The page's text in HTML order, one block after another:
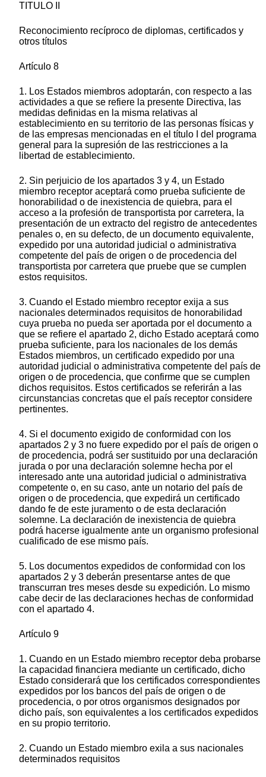
TITULO II
Reconocimiento recíproco de diplomas, certificados y
otros títulos
Artículo 8
1. Los Estados miembros adoptarán, con respecto a las
actividades a que se refiere la presente Directiva, las
medidas definidas en la misma relativas al
establecimiento en su territorio de las personas físicas y
de las empresas mencionadas en el título I del programa
general para la supresión de las restricciones a la
libertad de establecimiento.
2. Sin perjuicio de los apartados 3 y 4, un Estado
miembro receptor aceptará como prueba suficiente de
honorabilidad o de inexistencia de quiebra, para el
acceso a la profesión de transportista por carretera, la
presentación de un extracto del registro de antecedentes
penales o, en su defecto, de un documento equivalente,
expedido por una autoridad judicial o administrativa
competente del país de origen o de procedencia del
transportista por carretera que pruebe que se cumplen
estos requisitos.
3. Cuando el Estado miembro receptor exija a sus
nacionales determinados requisitos de honorabilidad
cuya prueba no pueda ser aportada por el documento a
que se refiere el apartado 2, dicho Estado aceptará como
prueba suficiente, para los nacionales de los demás
Estados miembros, un certificado expedido por una
autoridad judicial o administrativa competente del país de
origen o de procedencia, que confirme que se cumplen
dichos requisitos. Estos certificados se referirán a las
circunstancias concretas que el país receptor considere
pertinentes.
4. Si el documento exigido de conformidad con los
apartados 2 y 3 no fuere expedido por el país de origen o
de procedencia, podrá ser sustituido por una declaración
jurada o por una declaración solemne hecha por el
interesado ante una autoridad judicial o administrativa
competente o, en su caso, ante un notario del país de
origen o de procedencia, que expedirá un certificado
dando fe de este juramento o de esta declaración
solemne. La declaración de inexistencia de quiebra
podrá hacerse igualmente ante un organismo profesional
cualificado de ese mismo país.
5. Los documentos expedidos de conformidad con los
apartados 2 y 3 deberán presentarse antes de que
transcurran tres meses desde su expedición. Lo mismo
cabe decir de las declaraciones hechas de conformidad
con el apartado 4.
Artículo 9
1. Cuando en un Estado miembro receptor deba probarse
la capacidad financiera mediante un certificado, dicho
Estado considerará que los certificados correspondientes
expedidos por los bancos del país de origen o de
procedencia, o por otros organismos designados por
dicho país, son equivalentes a los certificados expedidos
en su propio territorio.
2. Cuando un Estado miembro exila a sus nacionales
determinados requisitos